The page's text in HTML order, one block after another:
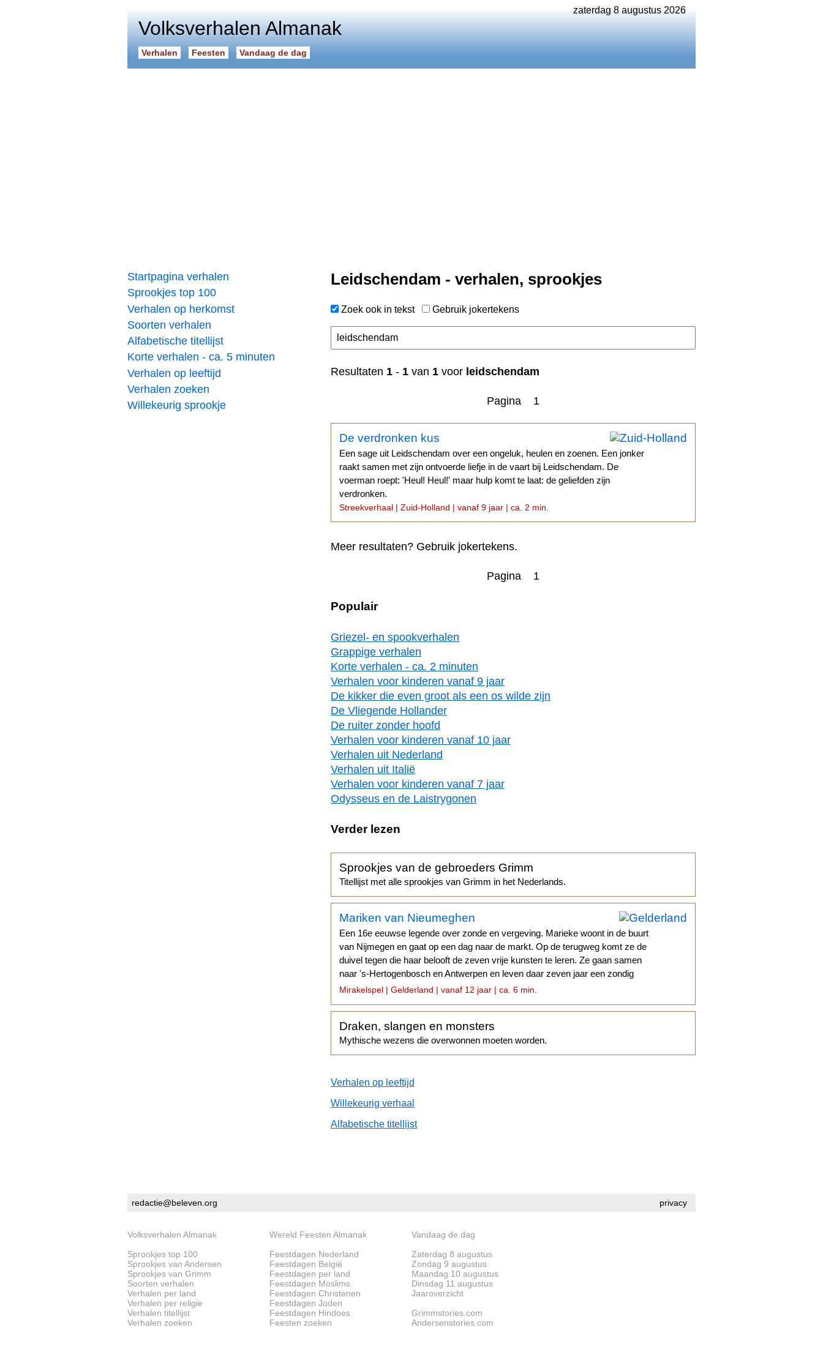
zaterdag 8 augustus 2026
Volksverhalen Almanak
Verhalen Feesten Vandaag de dag
Startpagina verhalen
Sprookjes top 100
Verhalen op herkomst
Soorten verhalen
Alfabetische titellijst
Korte verhalen - ca. 5 minuten
Verhalen op leeftijd
Verhalen zoeken
Willekeurig sprookje
Leidschendam - verhalen, sprookjes
Zoek ook in tekst Gebruik jokertekens
Resultaten 1 - 1 van 1 voor leidschendam
Pagina 1
De verdronken kus
Een sage uit Leidschendam over een ongeluk, heulen en zoenen. Een jonker
raakt samen met zijn ontvoerde liefje in de vaart bij Leidschendam. De
voerman roept: 'Heul! Heul!' maar hulp komt te laat: de geliefden zijn
verdronken.
Streekverhaal | Zuid-Holland | vanaf 9 jaar | ca. 2 min.
Meer resultaten? Gebruik jokertekens.
Pagina 1
Populair
Griezel- en spookverhalen
Grappige verhalen
Korte verhalen - ca. 2 minuten
Verhalen voor kinderen vanaf 9 jaar
De kikker die even groot als een os wilde zijn
De Vliegende Hollander
De ruiter zonder hoofd
Verhalen voor kinderen vanaf 10 jaar
Verhalen uit Nederland
Verhalen uit Italië
Verhalen voor kinderen vanaf 7 jaar
Odysseus en de Laistrygonen
Verder lezen
Sprookjes van de gebroeders Grimm
Titellijst met alle sprookjes van Grimm in het Nederlands.
Mariken van Nieumeghen
Een 16e eeuwse legende over zonde en vergeving. Marieke woont in de buurt
van Nijmegen en gaat op een dag naar de markt. Op de terugweg komt ze de
duivel tegen die haar belooft de zeven vrije kunsten te leren. Ze gaan samen
naar 's-Hertogenbosch en Antwerpen en leven daar zeven jaar een zondig
leven.
Mirakelspel | Gelderland | vanaf 12 jaar | ca. 6 min.
Draken, slangen en monsters
Mythische wezens die overwonnen moeten worden.
Verhalen op leeftijd
Willekeurig verhaal
Alfabetische titellijst
privacy
redactie@beleven.org
Volksverhalen Almanak
Sprookjes top 100
Sprookjes van Andersen
Sprookjes van Grimm
Soorten verhalen
Verhalen per land
Verhalen per religie
Verhalen titellijst
Verhalen zoeken
Wereld Feesten Almanak
Feestdagen Nederland
Feestdagen België
Feestdagen per land
Feestdagen Moslims
Feestdagen Christenen
Feestdagen Joden
Feestdagen Hindoes
Feesten zoeken
Vandaag de dag
Zaterdag 8 augustus
Zondag 9 augustus
Maandag 10 augustus
Dinsdag 11 augustus
Jaaroverzicht
Grimmstories.com
Andersenstories.com